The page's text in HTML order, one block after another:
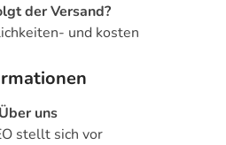
der Versand?
und kosten
Über uns
stellt sich vor